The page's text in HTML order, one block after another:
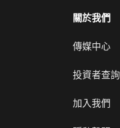
關於我們
傳媒中心
投資者查詢
加入我們